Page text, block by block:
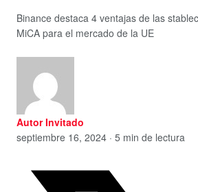
Binance destaca 4 ventajas de las
MiCA para el mercado de la UE
Autor Invitado
septiembre 16, 2024 · 5 min de lectura